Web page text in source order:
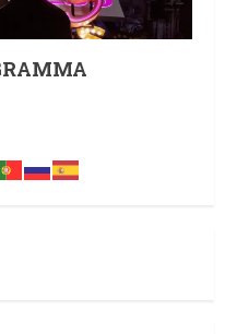
Concerts, Festivals,
This
brengt je